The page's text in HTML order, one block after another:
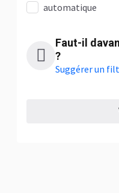
automatique
Faut-il
?
Suggérer un